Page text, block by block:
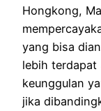
Hongkong,
yang bisa
lebih terdapat
keunggulan
jika